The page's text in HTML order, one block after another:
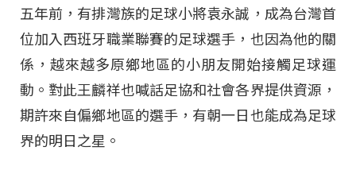
五年前，有排灣族的足球小將袁永誠，成為台灣首
位加入西班牙職業聯賽的足球選手，也因為他的關
係，越來越多原鄉地區的小朋友開始接觸足球運
動。對此王麟祥也喊話足協和社會各界提供資源，
期許來自偏鄉地區的選手，有朝一日也能成為足球
界的明日之星。